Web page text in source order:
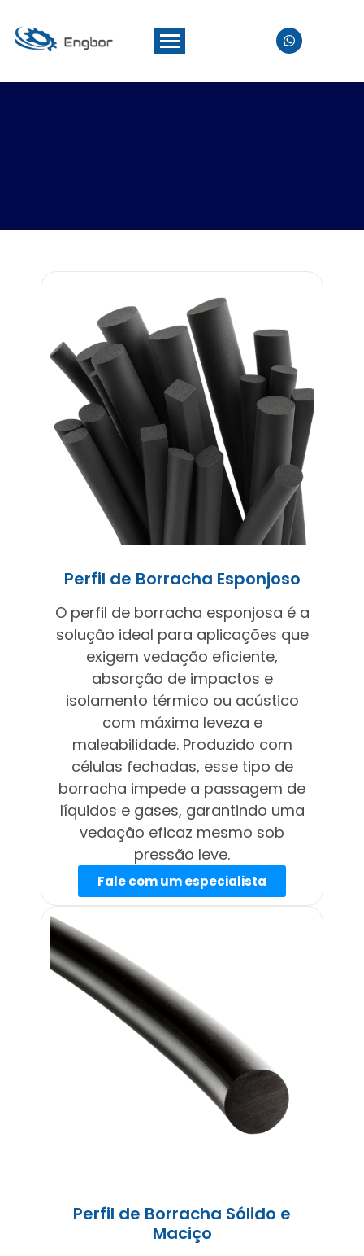
Perfil de Borracha Esponjoso
O perfil de borracha esponjosa é a
solução ideal para aplicações que
exigem vedação eficiente,
absorção de impactos e
isolamento térmico ou acústico
com máxima leveza e
maleabilidade. Produzido com
células fechadas, esse tipo de
borracha impede a passagem de
líquidos e gases, garantindo uma
vedação eficaz mesmo sob
pressão leve.
Fale com um especialista
Perfil de Borracha Sólido e
Maciço